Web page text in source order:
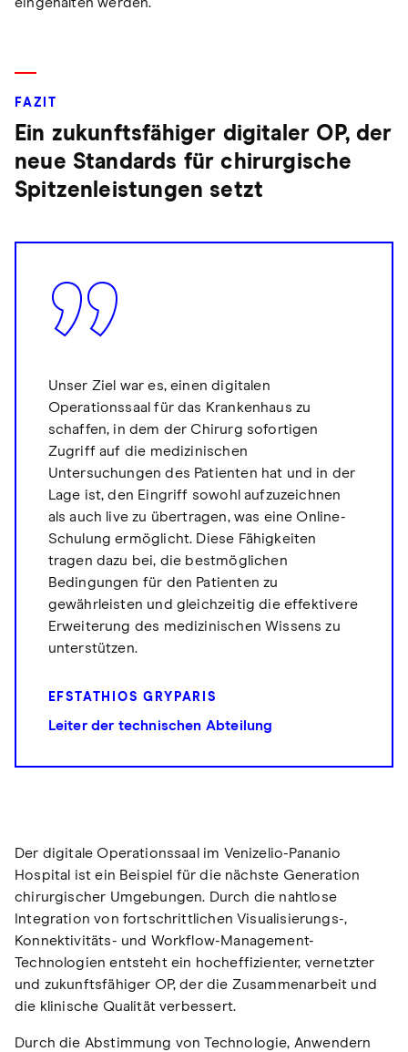
FAZIT
Ein zukunftsfähiger digitaler OP, der
neue Standards für chirurgische
Spitzenleistungen setzt
Unser Ziel war es, einen digitalen
Operationssaal für das Krankenhaus zu
schaffen, in dem der Chirurg sofortigen
Zugriff auf die medizinischen
Untersuchungen des Patienten hat und in der
Lage ist, den Eingriff sowohl aufzuzeichnen
als auch live zu übertragen, was eine Online-
Schulung ermöglicht. Diese Fähigkeiten
tragen dazu bei, die bestmöglichen
Bedingungen für den Patienten zu
gewährleisten und gleichzeitig die effektivere
Erweiterung des medizinischen Wissens zu
unterstützen.
EFSTATHIOS GRYPARIS
Leiter der technischen Abteilung
Der digitale Operationssaal im Venizelio-Pananio
Hospital ist ein Beispiel für die nächste Generation
chirurgischer Umgebungen. Durch die nahtlose
Integration von fortschrittlichen Visualisierungs-,
Konnektivitäts- und Workflow-Management-
Technologien entsteht ein hocheffizienter, vernetzter
und zukunftsfähiger OP, der die Zusammenarbeit und
die klinische Qualität verbessert.
Durch die Abstimmung von Technologie, Anwendern